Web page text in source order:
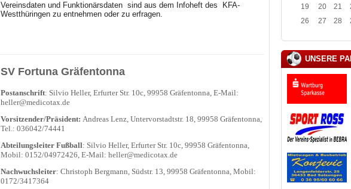
Vereinsdaten und Funktionärsdaten sind aus dem Infoheft des
KFA-
Westthüringen zu entnehmen oder zu erfragen.
SV Fortuna Gräfentonna
Postanschrift: Silvio Heller, Erfurter Str. 10c, 99958 Gräfentonna, E-Mail:
heller@medicotax.de
Vorsitzender/Präsident: Andreas Lenz, Untervorstadtstr. 18, 99958 Gräfentonna,
Tel.: 036042/74441
Abteilungsleiter Fußball: Silvio Heller, Erfurter Str. 10c, 99958 Gräfentonna,
Mobil: 0152/04972426, E-Mail: heller@medicotax.de
Nachwuchsleiter: Christoph Bergmann, Südstr. 13, 99958 Gräfentonna, Mobil:
0172/3417364
19
20 21
26
27 28
UNSERE